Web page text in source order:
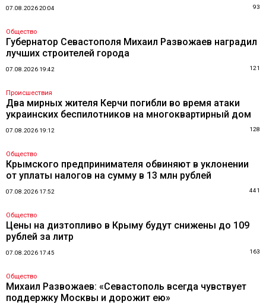
07.08.2026 20:04 93
Общество
Губернатор Севастополя Михаил Развожаев наградил
лучших строителей города
07.08.2026 19:42 121
Происшествия
Два мирных жителя Керчи погибли во время атаки
украинских беспилотников на многоквартирный дом
07.08.2026 19:12 128
Общество
Крымского предпринимателя обвиняют в уклонении
от уплаты налогов на сумму в 13 млн рублей
07.08.2026 17:52 441
Общество
Цены на дизтопливо в Крыму будут снижены до 109
рублей за литр
07.08.2026 17:45 163
Общество
Михаил Развожаев: «Севастополь всегда чувствует
поддержку Москвы и дорожит ею»